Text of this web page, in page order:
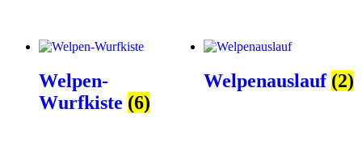
Welpen-
Wurfkiste (6)
Welpenauslauf (2)